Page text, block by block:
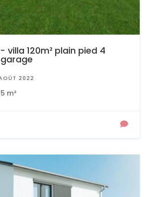
villa 120m² plain pied 4
2022
m²